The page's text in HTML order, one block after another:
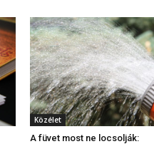
Közélet
A füvet most ne locsolják: